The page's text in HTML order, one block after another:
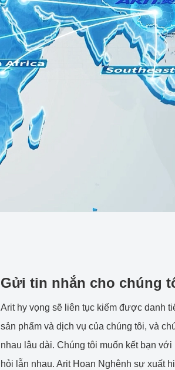
Gửi tin nhắn cho chúng
Arit hy vọng sẽ liên tục kiếm được danh
sản phẩm và dịch vụ của chúng tôi, và
nhau lâu dài. Chúng tôi muốn kết bạn
hỏi lẫn nhau. Arit Hoan Nghênh sự xuất